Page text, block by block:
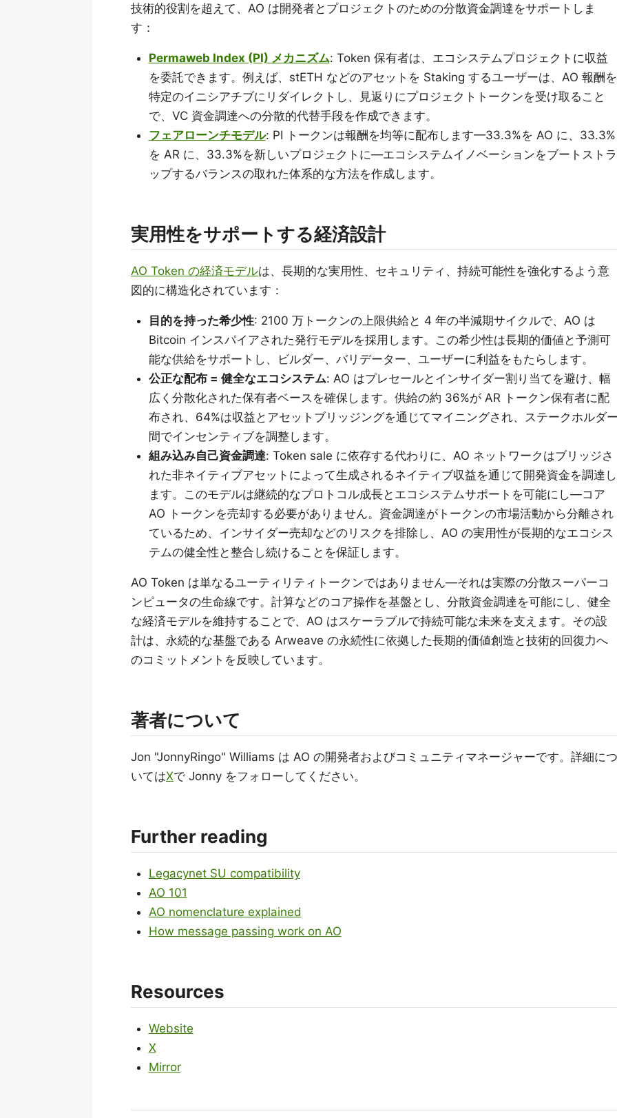
技術的役割を超えて、AO は開発者とプロジェクトのための分散資金調達をサポートしま
す：
Permaweb Index (PI) メカニズム: Token 保有者は、エコシステムプロジェクトに収益
を委託できます。例えば、stETH などのアセットを Staking するユーザーは、AO 報酬を
特定のイニシアチブにリダイレクトし、見返りにプロジェクトトークンを受け取ること
で、VC 資金調達への分散的代替手段を作成できます。
フェアローンチモデル: PI トークンは報酬を均等に配布します—33.3%を AO に、33.3%
を AR に、33.3%を新しいプロジェクトに—エコシステムイノベーションをブートストラ
ップするバランスの取れた体系的な方法を作成します。
実用性をサポートする経済設計
AO Token の経済モデルは、長期的な実用性、セキュリティ、持続可能性を強化するよう意
図的に構造化されています：
目的を持った希少性: 2100 万トークンの上限供給と 4 年の半減期サイクルで、AO は
Bitcoin インスパイアされた発行モデルを採用します。この希少性は長期的価値と予測可
能な供給をサポートし、ビルダー、バリデーター、ユーザーに利益をもたらします。
公正な配布 = 健全なエコシステム: AO はプレセールとインサイダー割り当てを避け、幅
広く分散化された保有者ベースを確保します。供給の約 36%が AR トークン保有者に配
布され、64%は収益とアセットブリッジングを通じてマイニングされ、ステークホルダ
間でインセンティブを調整します。
組み込み自己資金調達: Token sale に依存する代わりに、AO ネットワークはブリッジさ
れた非ネイティブアセットによって生成されるネイティブ収益を通じて開発資金を調達し
ます。このモデルは継続的なプロトコル成長とエコシステムサポートを可能にし—コア
AO トークンを売却する必要がありません。資金調達がトークンの市場活動から分離され
ているため、インサイダー売却などのリスクを排除し、AO の実用性が長期的なエコシス
テムの健全性と整合し続けることを保証します。
AO Token は単なるユーティリティトークンではありません—それは実際の分散スーパーコ
ンピュータの生命線です。計算などのコア操作を基盤とし、分散資金調達を可能にし、健全
な経済モデルを維持することで、AO はスケーラブルで持続可能な未来を支えます。その設
計は、永続的な基盤である Arweave の永続性に依拠した長期的価値創造と技術的回復力へ
のコミットメントを反映しています。
著者について
Jon "JonnyRingo" Williams は AO の開発者およびコミュニティマネージャーです。詳細につ
いてはXで Jonny をフォローしてください。
Further reading
Legacynet SU compatibility
AO 101
AO nomenclature explained
How message passing work on AO
Resources
Website
X
Mirror